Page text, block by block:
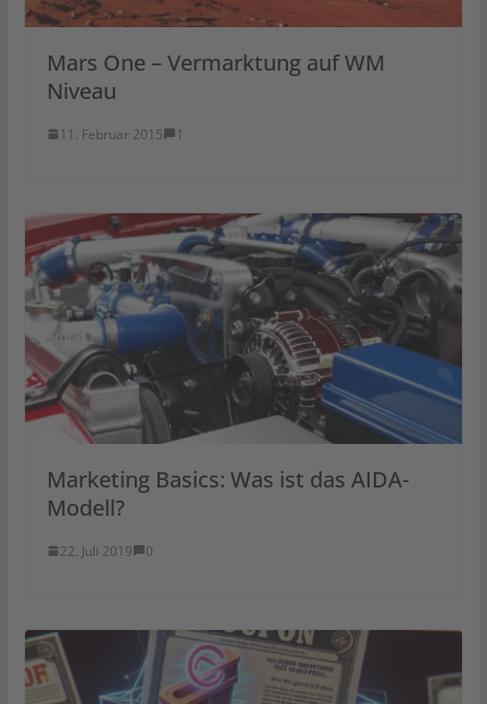
Mars One – Vermarktung auf WM
Niveau
11. Februar 2015 1
Marketing Basics: Was ist das AIDA-
Modell?
22. Juli 2019 0